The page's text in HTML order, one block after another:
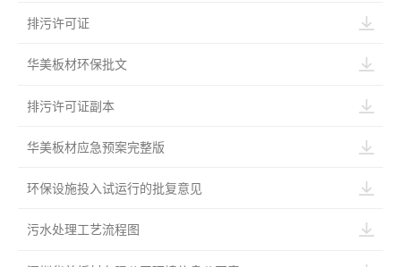
排污许可证
华美板材环保批文
排污许可证副本
华美板材应急预案完整版
环保设施投入试运行的批复意见
污水处理工艺流程图